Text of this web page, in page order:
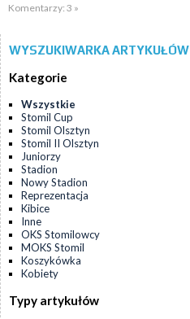
Komentarzy: 3 »
WYSZUKIWARKA ARTYKUŁÓW
Kategorie
Wszystkie
Stomil Cup
Stomil Olsztyn
Stomil II Olsztyn
Juniorzy
Stadion
Nowy Stadion
Reprezentacja
Kibice
Inne
OKS Stomilowcy
MOKS Stomil
Koszykówka
Kobiety
Typy artykułów